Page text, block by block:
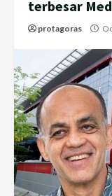
terbesar
protagoras